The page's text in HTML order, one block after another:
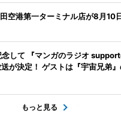
空港第一ターミナル店が8月10
念して 『マンガのラジオ
が決定！ ゲストは『宇宙兄弟
もっと見る